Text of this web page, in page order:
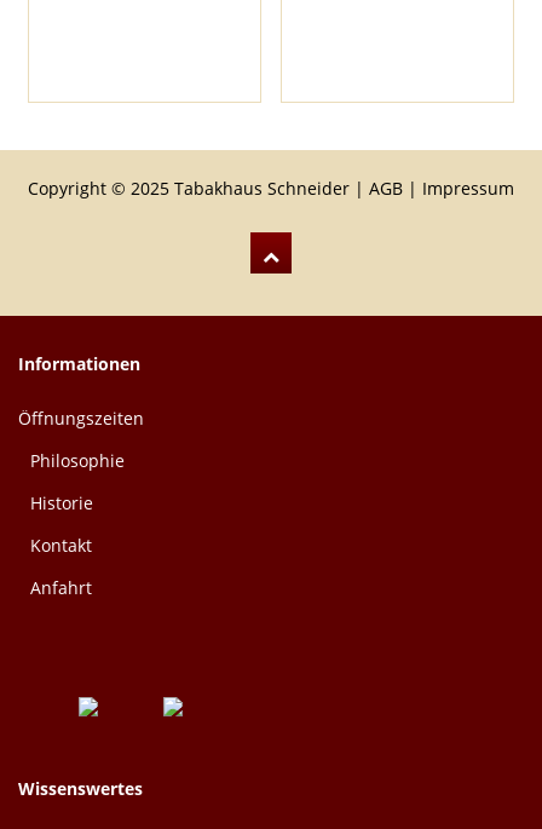
Copyright © 2025 Tabakhaus Schneider | AGB | Impressum
Informationen
Öffnungszeiten
Philosophie
Historie
Kontakt
Anfahrt
Wissenswertes